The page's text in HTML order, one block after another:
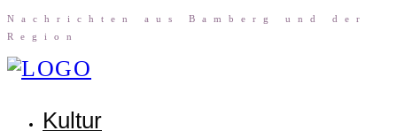
Nach­rich­ten aus Bam­berg und der
Region
Kul­tur